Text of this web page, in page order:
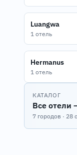
Luangwa
1 отель
Hermanus
1 отель
КАТАЛОГ
Все отели
7 городов · 28